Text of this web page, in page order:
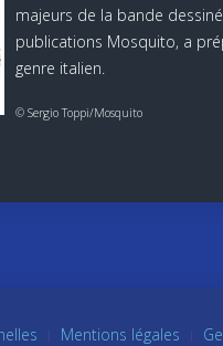
majeurs de la bande
publications Mosquito, a
genre italien.
© Sergio Toppi/Mosquito
Mentions légales